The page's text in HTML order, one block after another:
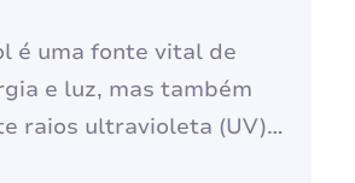
é uma fonte vital de
e luz, mas também
raios ultravioleta (UV)